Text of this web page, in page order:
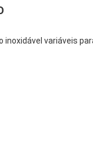
inoxidável variáveis